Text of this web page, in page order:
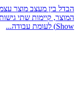
הבדל בין מעצב מוצר
Show) לעומת עבודה...